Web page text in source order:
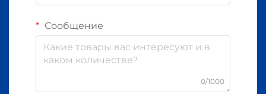
Сообщение
0/1000